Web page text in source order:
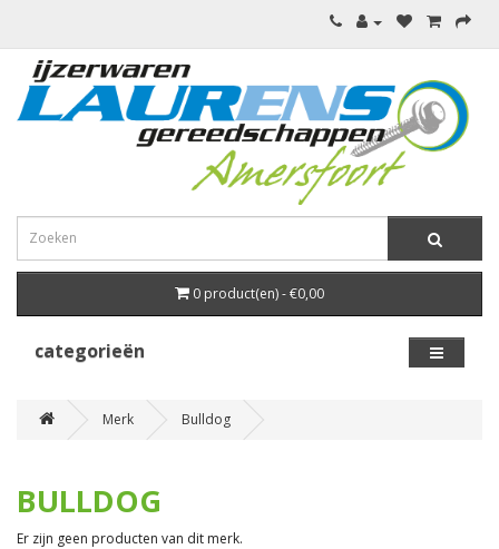
0 product(en) - €0,00
categorieën
Merk Bulldog
BULLDOG
Er zijn geen producten van dit merk.